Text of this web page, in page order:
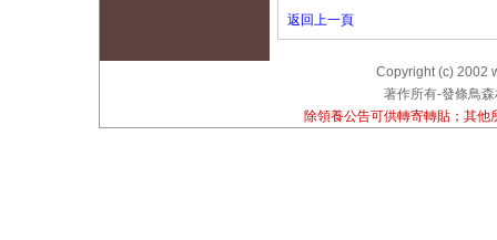
返回上一頁
Copyright (c) 2002
著作所有-發條鳥
除領養公告可供轉寄轉貼；其